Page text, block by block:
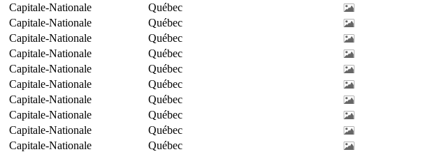
Capitale-Nationale
Québec
Capitale-Nationale
Québec
Capitale-Nationale
Québec
Capitale-Nationale
Québec
Capitale-Nationale
Québec
Capitale-Nationale
Québec
Capitale-Nationale
Québec
Capitale-Nationale
Québec
Capitale-Nationale
Québec
Capitale-Nationale
Québec